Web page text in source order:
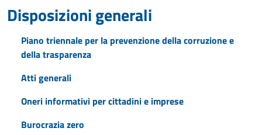
Disposizioni generali
Piano triennale per la prevenzione della corruzione e
della trasparenza
Atti generali
Oneri informativi per cittadini e imprese
Burocrazia zero